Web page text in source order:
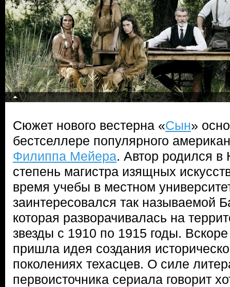
Сюжет нового вестерна «Сын»
бестселлере популярного
Филиппа Мейера. Автор родился
степень магистра изящных
время учебы в местном
заинтересовался так называемой
которая разворачивалась на
звезды с 1910 по 1915 годы.
пришла идея создания
поколениях техасцев. О силе
первоисточника сериала говорит